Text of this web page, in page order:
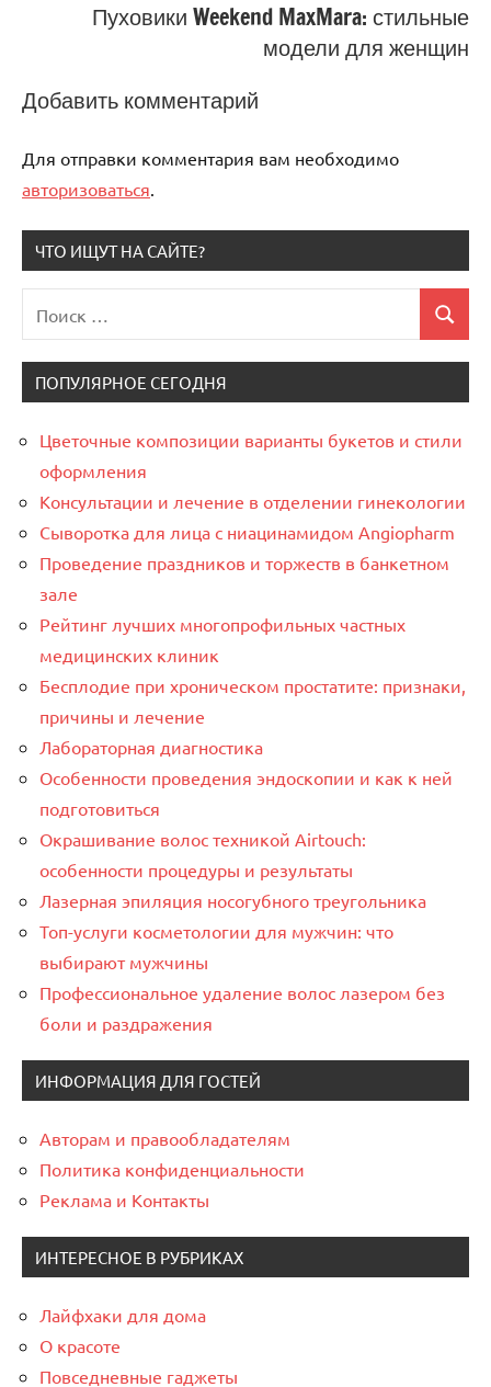
Пуховики Weekend MaxMara: стильные
модели для женщин
Добавить комментарий
Для отправки комментария вам необходимо
авторизоваться.
ЧТО ИЩУТ НА САЙТЕ?
для:
Поиск
ПОПУЛЯРНОЕ СЕГОДНЯ
Цветочные композиции варианты букетов и стили
оформления
Консультации и лечение в отделении гинекологии
Сыворотка для лица с ниацинамидом Angiopharm
Проведение праздников и торжеств в банкетном
зале
Рейтинг лучших многопрофильных частных
медицинских клиник
Бесплодие при хроническом простатите: признаки,
причины и лечение
Лабораторная диагностика
Особенности проведения эндоскопии и как к ней
подготовиться
Окрашивание волос техникой Airtouch:
особенности процедуры и результаты
Лазерная эпиляция носогубного треугольника
Топ-услуги косметологии для мужчин: что
выбирают мужчины
Профессиональное удаление волос лазером без
боли и раздражения
ИНФОРМАЦИЯ ДЛЯ ГОСТЕЙ
Авторам и правообладателям
Политика конфиденциальности
Реклама и Контакты
ИНТЕРЕСНОЕ В РУБРИКАХ
Лайфхаки для дома
О красоте
Повседневные гаджеты